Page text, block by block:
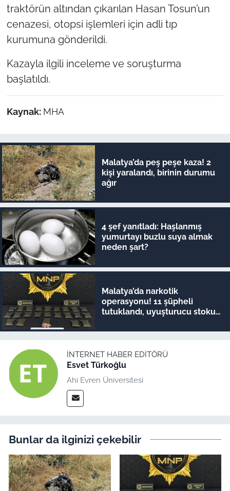
traktörün altından çıkarılan Hasan Tosun’un
cenazesi, otopsi işlemleri için adli tıp
kurumuna gönderildi.
Kazayla ilgili inceleme ve soruşturma
başlatıldı.
Kaynak: MHA
Malatya’da peş peşe kaza! 2
kişi yaralandı, birinin durumu
ağır
4 şef yanıtladı: Haşlanmış
yumurtayı buzlu suya almak
neden şart?
Malatya’da narkotik
operasyonu! 11 şüpheli
tutuklandı, uyuşturucu stoku
İNTERNET HABER EDITÖRÜ
Esvet Türkoğlu
Ahi Evren Üniversitesi
Bunlar da ilginizi çekebilir